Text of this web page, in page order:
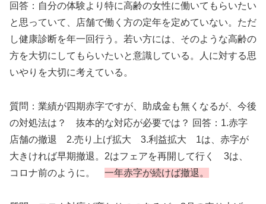
回答：自分の体験より特に高齢の女性に働いてもらいたい
と思っていて、店舗で働く方の定年を定めていない。ただ
し健康診断を年一回行う。若い方には、そのような高齢の
方を大切にしてもらいたいと意識している。人に対する思
いやりを大切に考えている。
質問： 業績が四期赤字ですが、助成金も無くなるが、今後
の対処法は？ 抜本的な対応が必要では？ 回答： 1.赤字
店舗の撤退 2.売り上げ拡大 3.利益拡大 1は、赤字が
大きければ早期撤退。2はフェアを再開して行く 3は、
コロナ前のように。 一年赤字が続けば撤退。